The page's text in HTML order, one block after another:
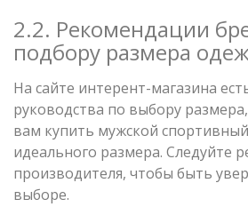
2.2. Рекомендации
подбору размера
На сайте интерент-магазина
руководства по выбору
вам купить мужской
идеального размера. Следуйте
производителя, чтобы быть
выборе.